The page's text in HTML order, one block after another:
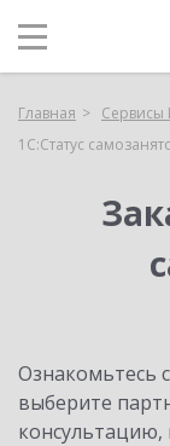
Главная Сервисы
1С:Статус
Ознакомьтесь
выберите